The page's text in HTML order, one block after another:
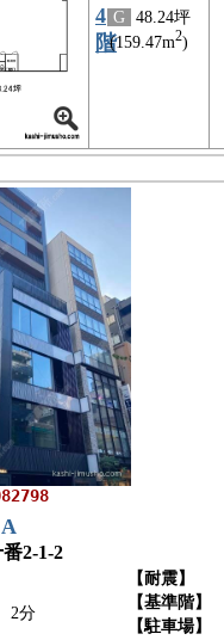
4
階
G 48.24坪
(159.47m2)
2-1-2
2分
【耐震】
【基準階】
【駐車場】